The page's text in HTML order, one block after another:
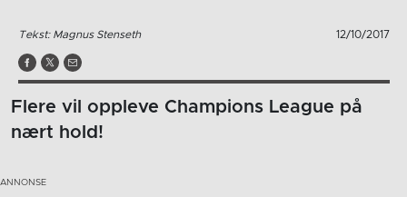
Tekst: Magnus Stenseth 12/10/2017
Flere vil oppleve Champions League på
nært hold!